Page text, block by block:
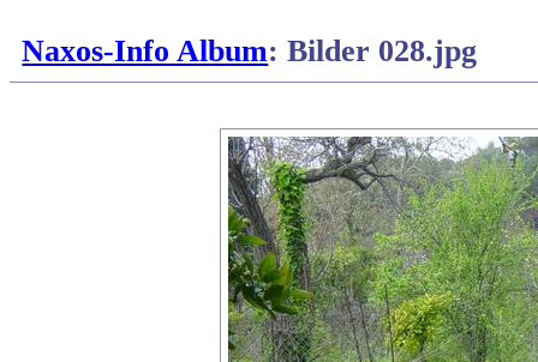
Naxos-Info Album: Bilder 028.jpg